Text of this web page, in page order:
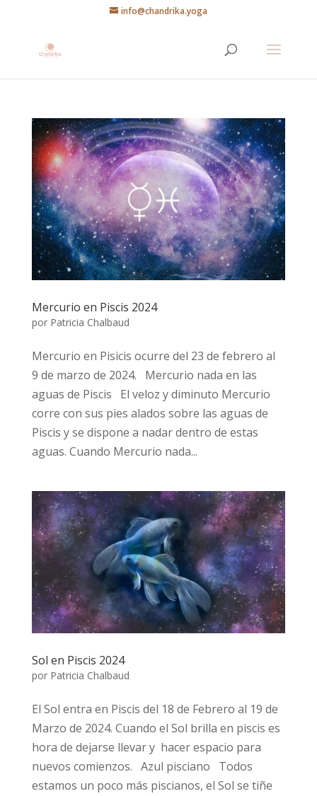
info@chandrika.yoga
Mercurio en Piscis 2024
por Patricia Chalbaud
Mercurio en Pisicis ocurre del 23 de febrero al
9 de marzo de 2024. Mercurio nada en las
aguas de Piscis El veloz y diminuto Mercurio
corre con sus pies alados sobre las aguas de
Piscis y se dispone a nadar dentro de estas
aguas. Cuando Mercurio nada...
Sol en Piscis 2024
por Patricia Chalbaud
El Sol entra en Piscis del 18 de Febrero al 19 de
Marzo de 2024. Cuando el Sol brilla en piscis es
hora de dejarse llevar y hacer espacio para
nuevos comienzos. Azul pisciano Todos
estamos un poco más piscianos, el Sol se tiñe